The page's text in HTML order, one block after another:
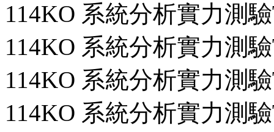
114KO 系統分析實力測
114KO 系統分析實力測
114KO 系統分析實力測
114KO 系統分析實力測